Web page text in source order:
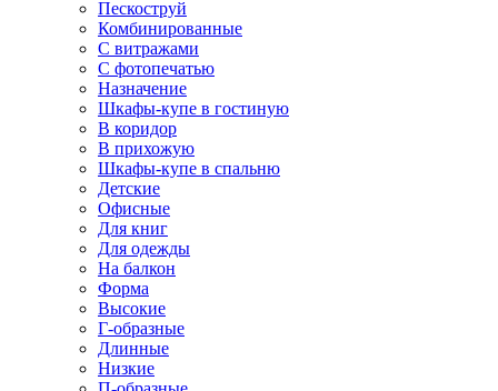
Пескоструй
Комбинированные
С витражами
С фотопечатью
Назначение
Шкафы-купе в гостиную
В коридор
В прихожую
Шкафы-купе в спальню
Детские
Офисные
Для книг
Для одежды
На балкон
Форма
Высокие
Г-образные
Длинные
Низкие